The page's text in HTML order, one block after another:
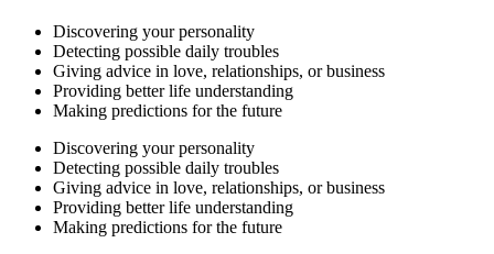
Discovering your personality
Detecting possible daily troubles
Giving advice in love, relationships, or business
Providing better life understanding
Making predictions for the future
Discovering your personality
Detecting possible daily troubles
Giving advice in love, relationships, or business
Providing better life understanding
Making predictions for the future